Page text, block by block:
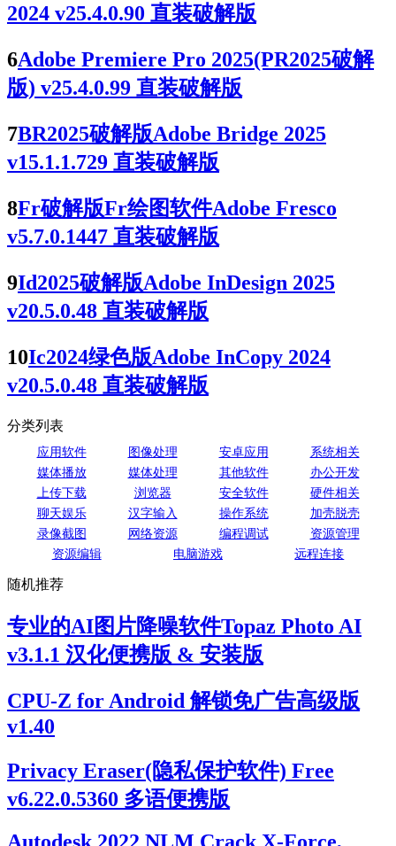
2024 v25.4.0.90 直装破解版
6Adobe Premiere Pro 2025(PR2025破解
版) v25.4.0.99 直装破解版
7BR2025破解版Adobe Bridge 2025
v15.1.1.729 直装破解版
8Fr破解版Fr绘图软件Adobe Fresco
v5.7.0.1447 直装破解版
9Id2025破解版Adobe InDesign 2025
v20.5.0.48 直装破解版
10Ic2024绿色版Adobe InCopy 2024
v20.5.0.48 直装破解版
分类列表
应用软件 图像处理 安卓应用
系统相关
媒体播放
媒体处理 其他软件
办公开发
上传下载
浏览器 安全软件
硬件相关
聊天娱乐
汉字输入 操作系统
加壳脱壳
录像截图
网络资源 编程调试
资源管理
资源编辑
电脑游戏 远程连接
随机推荐
专业的AI图片降噪软件Topaz Photo AI
v3.1.1 汉化便携版 & 安装版
CPU-Z for Android 解锁免广告高级版
v1.40
Privacy Eraser(隐私保护软件) Free
v6.22.0.5360 多语便携版